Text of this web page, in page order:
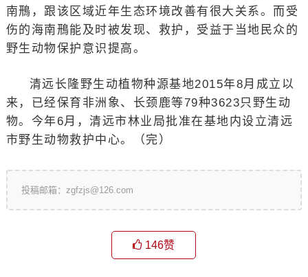
南鳽，跟该区域近年生态环境改善有很大关系。而受
伤的海南鳽能及时被发现、救护，受益于当地民众的
野生动物保护意识提高。
清远长隆野生动植物种源基地2015年8月成立以
来，已经保育非洲象、长颈鹿等79种3623只野生动
物。今年6月，清远市林业局批准在基地内设立清远
市野生动物救护中心。（完）
投稿邮箱：zgfzjs@126.com
146赞